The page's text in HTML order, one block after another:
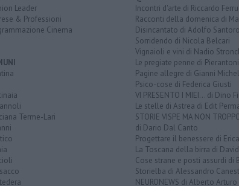
Leader
& Professioni
Cinema
Terme-Lari
Incontri d'arte di Riccardo
Racconti della domenica di
Disincantato di Adolfo Santoro
Sorridendo di Nicola Belcari
Vignaioli e vini di Nadio
Le pregiate penne di
Pagine allegre di Gianni
Psico-cose di Federica Giusti
VI PRESENTO I MIEI... di Dino
Le stelle di Astrea di Edit
STORIE VISPE MA NON
di Dario Dal Canto
Progettare il benessere di
La Toscana della birra di
Cose strane e posti assurdi di
Storielba di Alessandro
NEURONEWS di Alberto Arturo